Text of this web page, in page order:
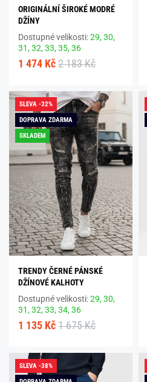
ORIGINÁLNÍ ŠIROKÉ MODRÉ
DŽÍNY
Dostupné velikosti:29,30,
31,32,33,35,36
1 474 Kč 2 183 Kč
SLEVA -32%
DOPRAVA ZDARMA
SKLADEM
TRENDY ČERNÉ PÁNSKÉ
DŽÍNOVÉ KALHOTY
Dostupné velikosti:29,30,
31,32,33,34,36
1 135 Kč 1 675 Kč
SLEVA -38%